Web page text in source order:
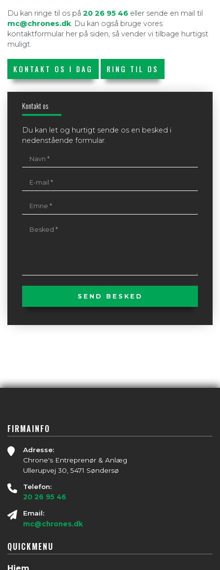
Du kan ringe til os på 20 26 95 46 eller sende en mail til
mc@chrones.dk. Du kan også bruge vores
kontaktformular her på siden, så vender vi tilbage hurtigst
muligt.
KONTAKT OS I DAG RING TIL OS
Kontakt os
Du kan let og hurtigt sende os en besked i
nedenstående formular.
FIRMAINFO
Adresse:
Chrone's Entreprenør & Anlæg
Ullerupvej 30, 5471 Søndersø
Telefon:
20 26 95 46
Email:
mc@chrones.dk
QUICKMENU
Hjem